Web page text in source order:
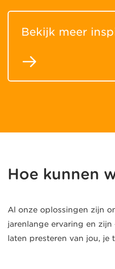
Bekijk meer
Hoe kunnen
Al onze oplossingen zijn
jarenlange ervaring en
laten presteren van jou, je